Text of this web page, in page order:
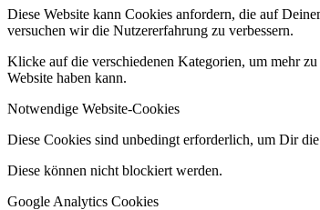
Diese Website kann Cookies anfordern, die auf
versuchen wir die Nutzererfahrung zu verbessern.
Klicke auf die verschiedenen Kategorien, um mehr
Website haben kann.
Notwendige Website-Cookies
Diese Cookies sind unbedingt erforderlich, um Dir
Diese können nicht blockiert werden.
Google Analytics Cookies